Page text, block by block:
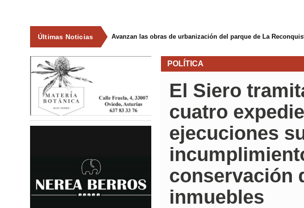
Últimas Noticias Avanzan las obras de urbanización del parque de La
POLÍTICA
El Siero
cuatro
ejecuciones
conservación
inmuebles